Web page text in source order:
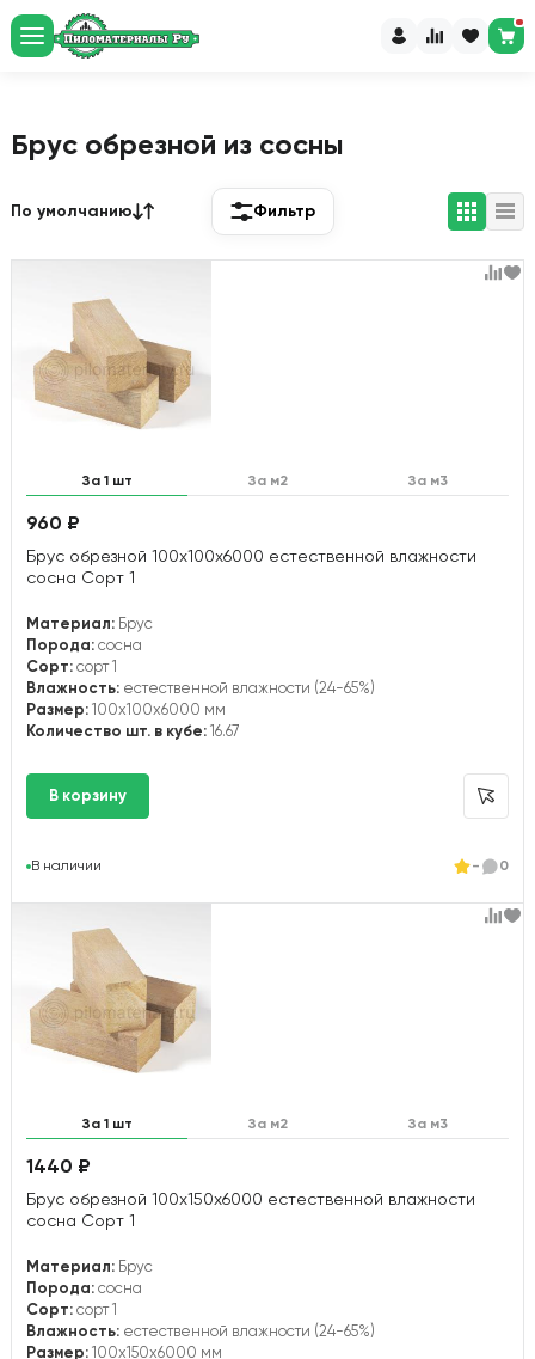
Рассчитайте пиломатериалы
и доставку за 60 секунд
Брус обрезной из сосны
По умолчанию Фильтр
За 1 шт За м2 За м3
960 ₽
Брус обрезной 100х100х6000 естественной влажности
сосна Сорт 1
Материал: Брус
Порода: сосна
Сорт: сорт 1
Влажность: естественной влажности (24-65%)
Размер: 100x100x6000 мм
Количество шт. в кубе: 16.67
В наличии - 0
За 1 шт За м2 За м3
1440 ₽
Брус обрезной 100х150х6000 естественной влажности
сосна Сорт 1
Материал: Брус
Порода: сосна
Сорт: сорт 1
Влажность: естественной влажности (24-65%)
Размер: 100x150x6000 мм